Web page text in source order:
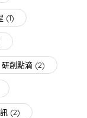
(1)
研創點滴 (2)
(2)